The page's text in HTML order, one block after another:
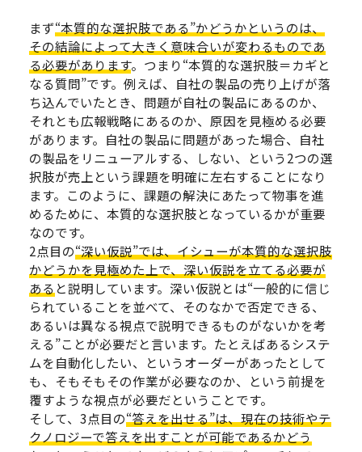
まず“本質的な選択肢である”かどうかというのは、
その結論によって大きく意味合いが変わるものであ
る必要があります。つまり“本質的な選択肢＝カギと
なる質問”です。例えば、自社の製品の売り上げが落
ち込んでいたとき、問題が自社の製品にあるのか、
それとも広報戦略にあるのか、原因を見極める必要
があります。自社の製品に問題があった場合、自社
の製品をリニューアルする、しない、という2つの選
択肢が売上という課題を明確に左右することになり
ます。このように、課題の解決にあたって物事を進
めるために、本質的な選択肢となっているかが重要
なのです。
2点目の“深い仮説”では、イシューが本質的な選択肢
かどうかを見極めた上で、深い仮説を立てる必要が
ある と説明しています。深い仮説とは“一般的に信じ
られていることを並べて、そのなかで否定できる、
あるいは異なる視点で説明できるものがないかを考
える”ことが必要だと言います。たとえばあるシステ
ムを自動化したい、というオーダーがあったとして
も、そもそもその作業が必要なのか、という前提を
覆すような視点が必要だということです。
そして、3点目の“答えを出せる”は、現在の技術やテ
クノロジーで答えを出すことが可能であるかどう